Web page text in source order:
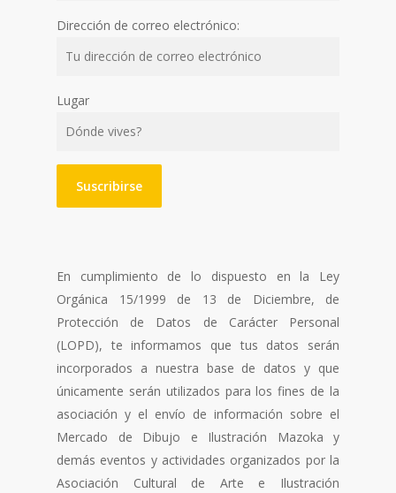
Dirección de correo electrónico:
Lugar
En cumplimiento de lo dispuesto en la Ley
Orgánica 15/1999 de 13 de Diciembre, de
Protección de Datos de Carácter Personal
(LOPD), te informamos que tus datos serán
incorporados a nuestra base de datos y que
únicamente serán utilizados para los fines de la
asociación y el envío de información sobre el
Mercado de Dibujo e Ilustración Mazoka y
demás eventos y actividades organizados por la
Asociación Cultural de Arte e Ilustración